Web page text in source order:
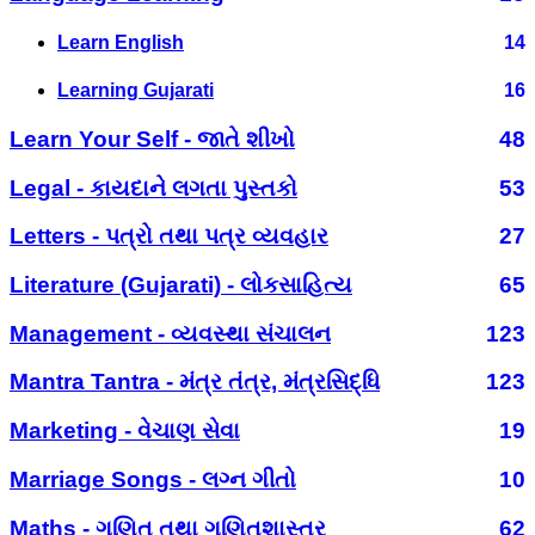
Learn English 14
Learning Gujarati 16
Learn Your Self - જાતે શીખો
48
Legal - કાયદાને લગતા પુસ્તકો
53
Letters - પત્રો તથા પત્ર વ્યવહાર
27
Literature (Gujarati) - લોકસાહિત્ય
65
Management - વ્યવસ્થા સંચાલન
123
Mantra Tantra - મંત્ર તંત્ર, મંત્રસિદ્ધિ
123
Marketing - વેચાણ સેવા
19
Marriage Songs - લગ્ન ગીતો
10
Maths - ગણિત તથા ગણિતશાસ્ત્ર
62